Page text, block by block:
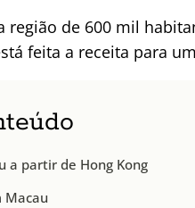
região de 600 mil
feita a receita para
a partir de Hong Kong
Macau